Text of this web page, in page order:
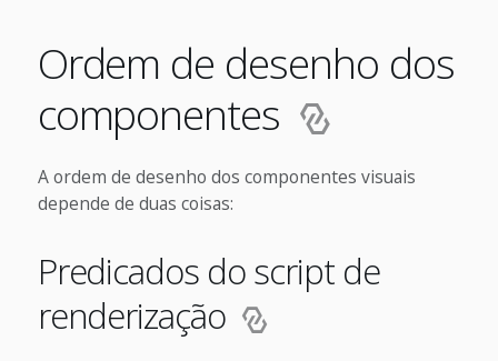
Ordem de desenho dos
componentes
A ordem de desenho dos componentes visuais
depende de duas coisas:
Predicados do script de
renderização